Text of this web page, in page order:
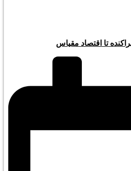
تا اقتصاد مقیاس